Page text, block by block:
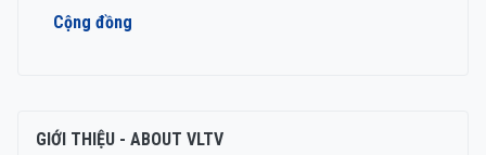
Cộng đồng
GIỚI THIỆU - ABOUT VLTV